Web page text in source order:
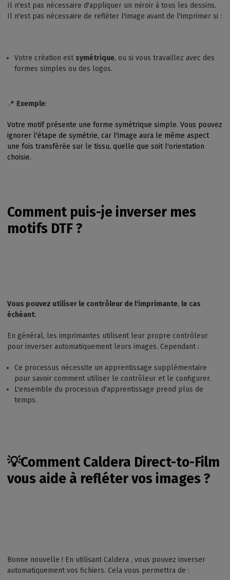
Il n'est pas nécessaire d'appliquer un miroir à tous les dessins.
Il n'est pas nécessaire de refléter l'image avant de l'imprimer si :
Votre création est symétrique, ou si vous travaillez avec des
formes simples ou des logos.
📍 Exemple:
Votre motif présente une forme symétrique simple. Vous pouvez
ignorer l'étape de symétrie, car l'image aura le même aspect
une fois transférée sur le tissu, quelle que soit l'orientation
choisie.
Comment puis-je inverser mes
motifs DTF ?
Vous pouvez utiliser le contrôleur de l'imprimante, le cas
échéant:
En général, les imprimantes utilisent leur propre contrôleur
pour inverser automatiquement leurs images. Cependant :
Ce processus nécessite un apprentissage supplémentaire
pour savoir comment utiliser le contrôleur et le configurer.
L'ensemble du processus d'apprentissage prend plus de
temps.
💡CommentCaldera Direct-to-Film
vous aide à refléter vos images ?
Bonne nouvelle ! En utilisant Caldera , vous pouvez inverser
automatiquement vos fichiers. Cela vous permettra de :